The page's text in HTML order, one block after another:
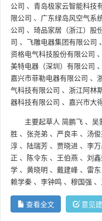
公司 、 青岛极家云智能科技
限公司 、 广东绿岛风空气系
公司 、 琦品家居（浙江）股
司 、 飞雕电器集团有限公司 、
资格电气科技股份有限公司 、
美特电器（深圳）有限公司 、
嘉兴市菲勒电器有限公司 、
气科技有限公司 、 浙江阿林
器科技有限公司 、 嘉兴市大
主要起草人 简鹏飞 、 吴
胜 、 张尧弟 、 严良丰 、 汤
淳 、 陆瑞芳 、 贾晓进 、 李万
正 、 陈令东 、 王伯燕 、 刘
学 、 黄晓明 、 戴建峰 、 雷东
赖学秦 、 李钟鸣 、 穆国强 、
查看全文 意见